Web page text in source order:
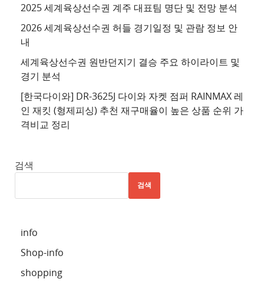
트
천
사
이
트
천
사
천
사
2025 세계육상선수권 계주 대표팀 명단 및 전망 분석
2026 세계육상선수권 허들 경기일정 및 관람 정보 안
내
세계육상선수권 원반던지기 결승 주요 하이라이트 및
경기 분석
[한국다이와] DR-3625J 다이와 자켓 점퍼 RAINMAX 레
인 재킷 (형제피싱) 추천 재구매율이 높은 상품 순위 가
격비교 정리
검색
검색
info
Shop-info
shopping